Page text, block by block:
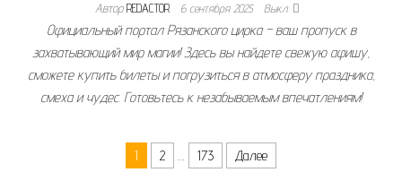
АвторREDACTOR 6 сентября 2025 Выкл.
Официальный портал Рязанского цирка – ваш пропуск в
захватывающий мир магии! Здесь вы найдете свежую афишу,
сможете купить билеты и погрузиться в атмосферу праздника,
смеха и чудес. Готовьтесь к незабываемым впечатлениям!
Пагинация записей
1 2 … 173 Далее